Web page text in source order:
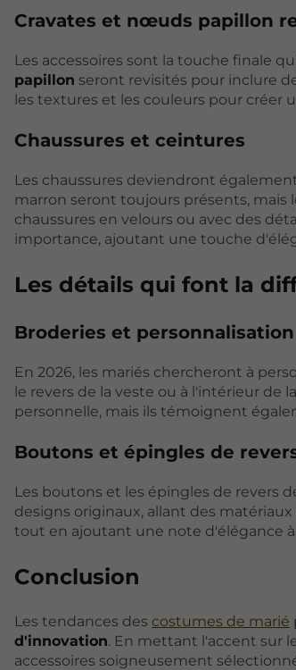
Cravates et nœuds papillon
Les accessoires sont la touche finale
papillon seront revisités pour inclure
les textures et les couleurs pour créer
Chaussures et ceintures
Les chaussures deviendront
marron seront toujours présents, mais
chaussures en velours ou avec des
importance, ajoutant une touche
Les détails qui font la
Broderies et personnalisation
En 2026, les mariés chercheront à
le revers de la veste ou à l'intérieur
personnelle, mais ils témoignent
Boutons et épingles de
Les boutons et les épingles de revers
designs originaux, allant des
tout en ajoutant une note d'élégance
Conclusion
Les tendances des costumes de marié
d'innovation. En mettant l'accent sur
accessoires soigneusement